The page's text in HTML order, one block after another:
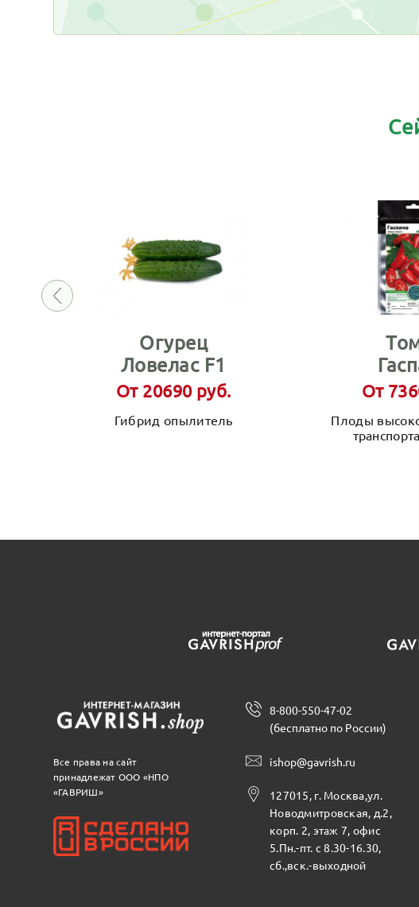
Огурец
Ловелас F1
От 20690 руб.
Гибрид опылитель
От
Плоды
Все права на сайт
принадлежат ООО «НПО
«ГАВРИШ»
8-800-550-47-02
(бесплатно по России)
ishop@gavrish.ru
127015, г. Москва,ул.
Новодмитровская, д.2,
корп. 2, этаж 7, офис
5.Пн.-пт. с 8.30-16.30,
сб.,вск.-выходной